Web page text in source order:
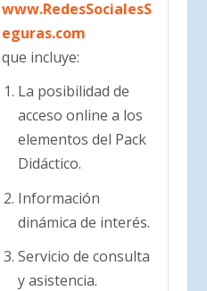
www.RedesSocialesS
eguras.com
que incluye:
La posibilidad de
acceso online a los
elementos del Pack
Didáctico.
Información
dinámica de interés.
Servicio de consulta
y asistencia.